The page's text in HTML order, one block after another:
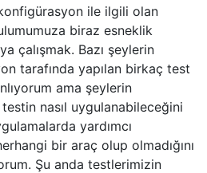
ile ilgili olan
biraz esneklik
çalışmak. Bazı şeylerin
tarafında yapılan birkaç test
ama şeylerin
nasıl uygulanabileceğini
yardımcı
bir araç olup olmadığını
Şu anda testlerimizin